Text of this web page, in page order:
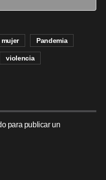
mujer Pandemia
violencia
para publicar un